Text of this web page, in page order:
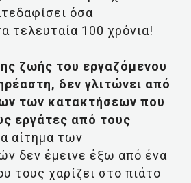
όσα
τελευταία 100 χρόνια!
ζωής του εργαζόμενου
δεν γλιτώνει από
των κατακτήσεων που
εργάτες από τους
αίτημα των
δεν έμεινε έξω από ένα
τους χαρίζει στο πιάτο